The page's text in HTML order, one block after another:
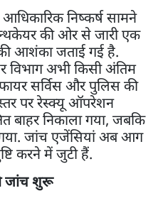
निष्कर्ष सामने
की ओर से जारी एक
आशंका जताई गई है.
अभी किसी अंतिम
सर्विस और पुलिस की
पर रेस्क्यू ऑपरेशन
बाहर निकाला गया, जबकि
जांच एजेंसियां अब आग
करने में जुटी हैं.
जांच शुरू